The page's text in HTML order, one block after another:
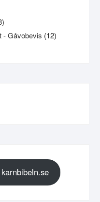
3
produkter
- Gåvobevis 1212